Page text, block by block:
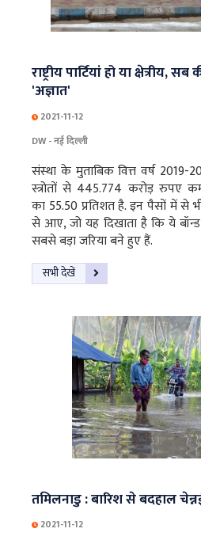
राष्ट्रीय पार्टियां हो या क्षेत्रीय,
'अज्ञात'
2021-11-12
DW - नई दिल्ली
संस्था के मुताबिक वित्त वर्ष 2019-20
स्त्रोतों से 445.774 करोड़ रुपए
का 55.50 प्रतिशत है. इन पैसों में से
से आए, जो यह दिखाता है कि ये बॉन्ड
सबसे बड़ा जरिया बने हुए हैं.
सभी देखें
तमिलनाडु : बारिश से बदहाल
2021-11-12